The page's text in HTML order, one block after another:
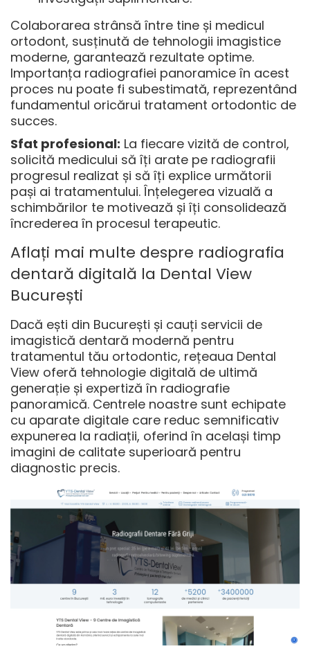
Colaborarea strânsă între tine și medicul
ortodont, susținută de tehnologii imagistice
moderne, garantează rezultate optime.
Importanța radiografiei panoramice în acest
proces nu poate fi subestimată, reprezentând
fundamentul oricărui tratament ortodontic de
succes.
Sfat profesional: La fiecare vizită de control,
solicită medicului să îți arate pe radiografii
progresul realizat și să îți explice următorii
pași ai tratamentului. Înțelegerea vizuală a
schimbărilor te motivează și îți consolidează
încrederea în procesul terapeutic.
Aflați mai multe despre radiografia
dentară digitală la Dental View
București
Dacă ești din București și cauți servicii de
imagistică dentară modernă pentru
tratamentul tău ortodontic, rețeaua Dental
View oferă tehnologie digitală de ultimă
generație și expertiză în radiografie
panoramică. Centrele noastre sunt echipate
cu aparate digitale care reduc semnificativ
expunerea la radiații, oferind în același timp
imagini de calitate superioară pentru
diagnostic precis.